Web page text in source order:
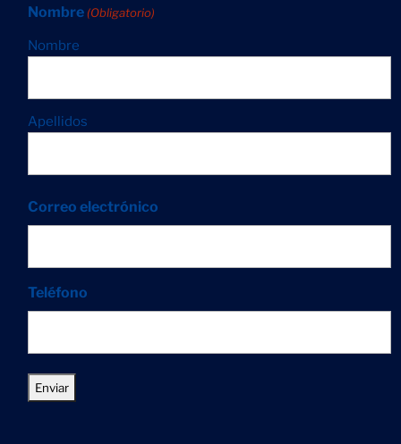
Nombre (Obligatorio)
Nombre
Apellidos
Correo electrónico
Teléfono